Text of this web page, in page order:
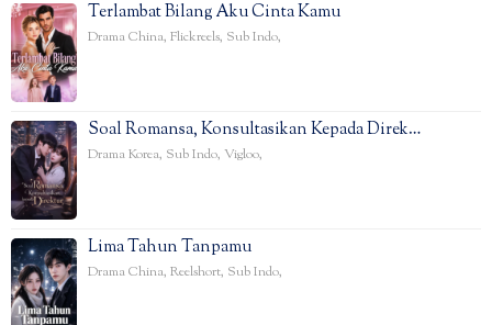
Terlambat Bilang Aku Cinta Kamu
Drama China, Flickreels, Sub Indo,
Soal Romansa, Konsultasikan Kepada Direk…
Drama Korea, Sub Indo, Vigloo,
Lima Tahun Tanpamu
Drama China, Reelshort, Sub Indo,